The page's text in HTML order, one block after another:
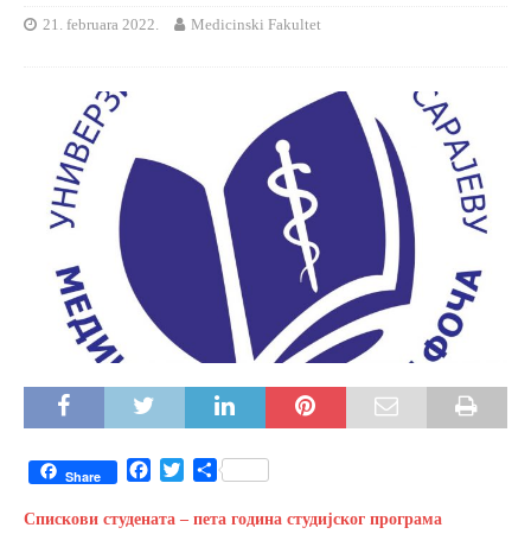
21. februara 2022. Medicinski Fakultet
Share
c
i
S
a
Спискови студената – пета година студијског програма